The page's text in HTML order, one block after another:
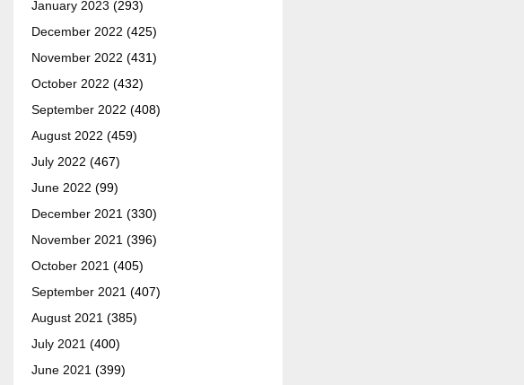
January 2023 (293)
December 2022 (425)
November 2022 (431)
October 2022 (432)
September 2022 (408)
August 2022 (459)
July 2022 (467)
June 2022 (99)
December 2021 (330)
November 2021 (396)
October 2021 (405)
September 2021 (407)
August 2021 (385)
July 2021 (400)
June 2021 (399)